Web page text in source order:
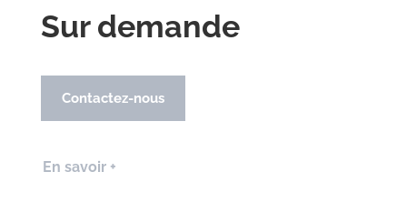
Sur demande
Contactez-nous
En savoir +